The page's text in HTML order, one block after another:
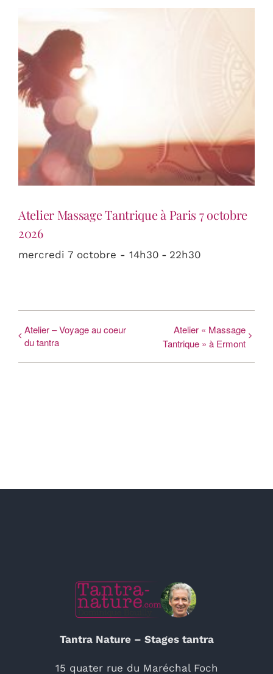
Atelier Massage Tantrique à Paris 7 octobre
2026
mercredi 7 octobre - 14h30 - 22h30
Atelier – Voyage au coeur
du tantra
Atelier « Massage
Tantrique » à Ermont
Tantra Nature – Stages tantra
15 quater rue du Maréchal Foch